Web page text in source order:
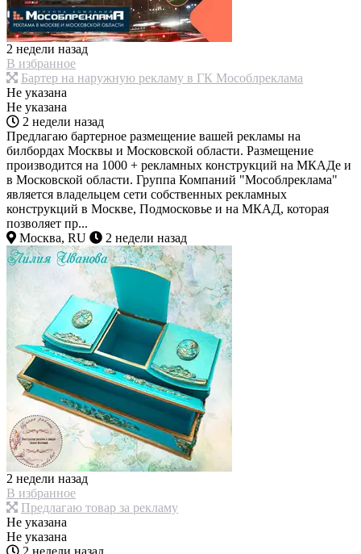
2 недели назад
В избранное
Бартер на наружную рекламу в ГК Мособлреклама
Не указана
Не указана
2 недели назад
Предлагаю бартерное размещение вашей рекламы на
билбордах Москвы и Московской области. Размещение
производится на 1000 + рекламных конструкций на МКАДе и
в Московской области. Группа Компаний "Мособлреклама"
является владельцем сети собственных рекламных
конструкций в Москве, Подмосковье и на МКАД, которая
позволяет пр...
Москва, RU
2 недели назад
2 недели назад
В избранное
Предлагаю товар за рекламу
Не указана
Не указана
2 недели назад